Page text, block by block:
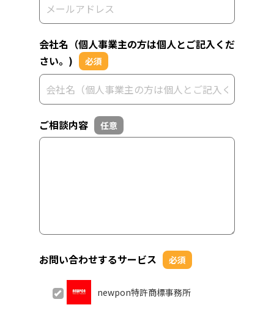
会社名（個人事業主の方は個人とご記入くだ
さい。)
必須
ご相談内容 任意
お問い合わせするサービス 必須
newpon特許商標事務所